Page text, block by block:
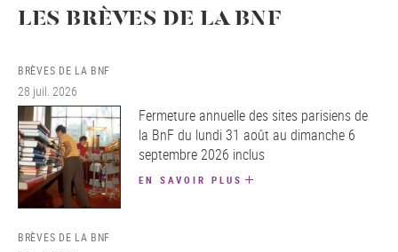
LES BRÈVES DE LA BNF
BRÈVES DE LA BNF
28 juil. 2026
Fermeture annuelle des sites parisiens de
la BnF du lundi 31 août au dimanche 6
septembre 2026 inclus
EN SAVOIR PLUS
BRÈVES DE LA BNF